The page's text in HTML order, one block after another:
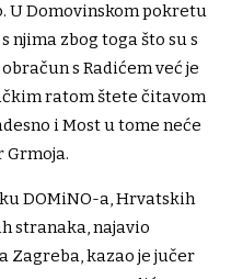
U Domovinskom pokretu
njima zbog toga što su s
s Radićem već je
ratom štete čitavom
i Most u tome neće
Grmoja.
DOMiNO-a, Hrvatskih
stranaka, najavio
kazao je jučer